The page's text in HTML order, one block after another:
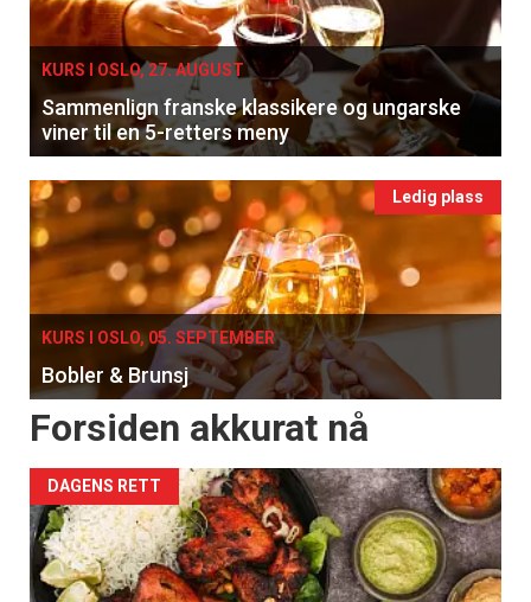
KURS I OSLO, 27. AUGUST
Sammenlign franske klassikere og ungarske
viner til en 5-retters meny
Ledig plass
KURS I OSLO, 05. SEPTEMBER
Bobler & Brunsj
Forsiden akkurat nå
DAGENS RETT